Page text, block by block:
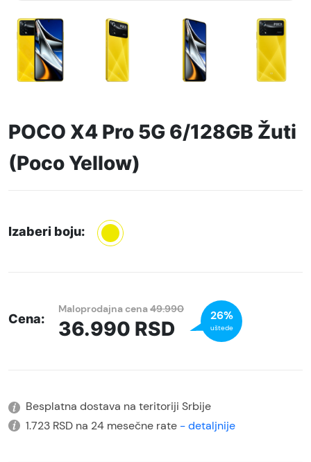
POCO X4 Pro 5G 6/128GB Žuti
(Poco Yellow)
Izaberi boju:
Cena:
Maloprodajna cena49.990
36.990 RSD
26%
uštede
Besplatna dostava na teritoriji Srbije
1.723 RSD na 24 mesečne rate - detaljnije